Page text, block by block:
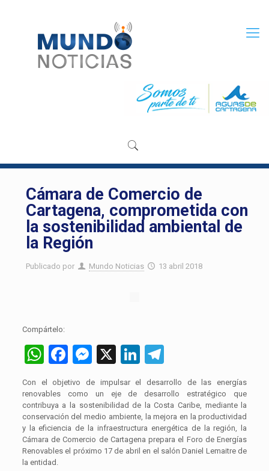
Cámara de Comercio de
Cartagena, comprometida con
la sostenibilidad ambiental de
la Región
Publicado por Mundo Noticias 13 abril 2018
Compártelo:
WhatsApp
Facebook
Messenger
X LinkedIn
Con el objetivo de impulsar el desarrollo de las energías
renovables como un eje de desarrollo estratégico que
contribuya a la sostenibilidad de la Costa Caribe, mediante la
conservación del medio ambiente, la mejora en la productividad
y la eficiencia de la infraestructura energética de la región, la
Cámara de Comercio de Cartagena prepara el Foro de Energías
Renovables el próximo 17 de abril en el salón Daniel Lemaitre de
la entidad.